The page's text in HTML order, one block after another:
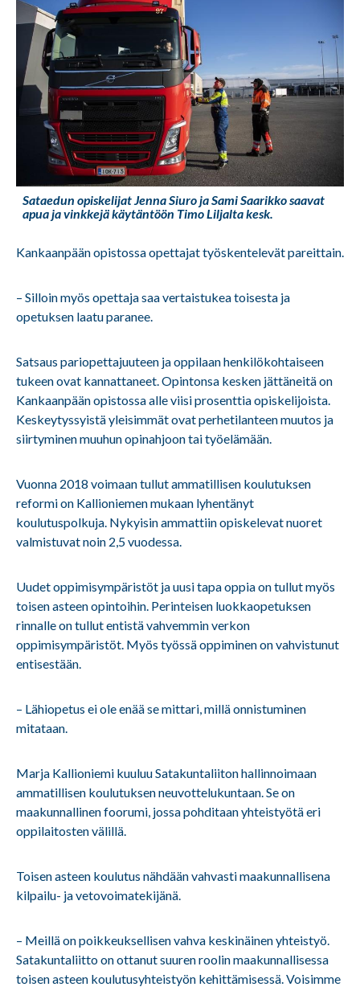
Sataedun opiskelijat Jenna Siuro ja Sami Saarikko saavat
apua ja vinkkejä käytäntöön Timo Liljalta kesk.
Kankaanpään opistossa opettajat työskentelevät pareittain.
– Silloin myös opettaja saa vertaistukea toisesta ja
opetuksen laatu paranee.
Satsaus pariopettajuuteen ja oppilaan henkilökohtaiseen
tukeen ovat kannattaneet. Opintonsa kesken jättäneitä on
Kankaanpään opistossa alle viisi prosenttia opiskelijoista.
Keskeytyssyistä yleisimmät ovat perhetilanteen muutos ja
siirtyminen muuhun opinahjoon tai työelämään.
Vuonna 2018 voimaan tullut ammatillisen koulutuksen
reformi on Kallioniemen mukaan lyhentänyt
koulutuspolkuja. Nykyisin ammattiin opiskelevat nuoret
valmistuvat noin 2,5 vuodessa.
Uudet oppimisympäristöt ja uusi tapa oppia on tullut myös
toisen asteen opintoihin. Perinteisen luokkaopetuksen
rinnalle on tullut entistä vahvemmin verkon
oppimisympäristöt. Myös työssä oppiminen on vahvistunut
entisestään.
– Lähiopetus ei ole enää se mittari, millä onnistuminen
mitataan.
Marja Kallioniemi kuuluu Satakuntaliiton hallinnoimaan
ammatillisen koulutuksen neuvottelukuntaan. Se on
maakunnallinen foorumi, jossa pohditaan yhteistyötä eri
oppilaitosten välillä.
Toisen asteen koulutus nähdään vahvasti maakunnallisena
kilpailu- ja vetovoimatekijänä.
– Meillä on poikkeuksellisen vahva keskinäinen yhteistyö.
Satakuntaliitto on ottanut suuren roolin maakunnallisessa
toisen asteen koulutusyhteistyön kehittämisessä. Voisimme